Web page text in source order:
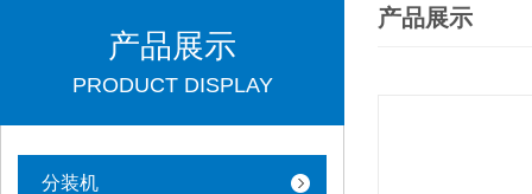
产品展示
PRODUCT DISPLAY
分装机
产品展示